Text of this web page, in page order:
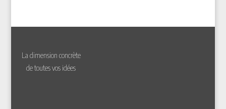
La dimension concrète
de toutes vos idées